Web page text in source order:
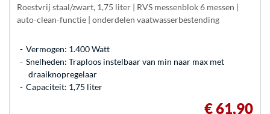
Roestvrij staal/zwart, 1,75 liter | RVS messenblok 6 messen |
auto-clean-functie | onderdelen vaatwasserbestending
Vermogen: 1.400 Watt
Snelheden: Traploos instelbaar van min naar max met
draaiknopregelaar
Capaciteit: 1,75 liter
€ 61,90